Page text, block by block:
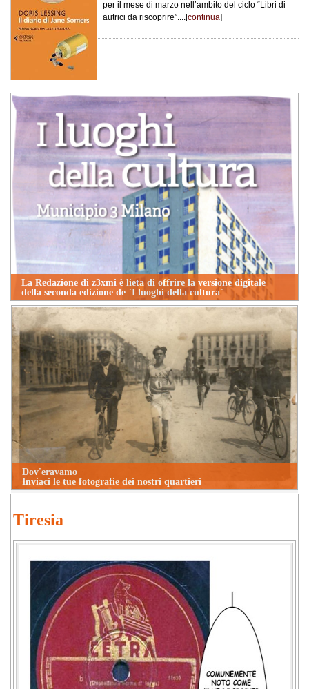
per il mese di marzo nell’ambito del ciclo “Libri di
autrici da riscoprire”....[continua]
La Redazione di z3xmi è lieta di offrire la versione digitale
della seconda edizione de `I luoghi della cultura`
Dov'eravamo
Inviaci le tue fotografie dei nostri quartieri
Tiresia